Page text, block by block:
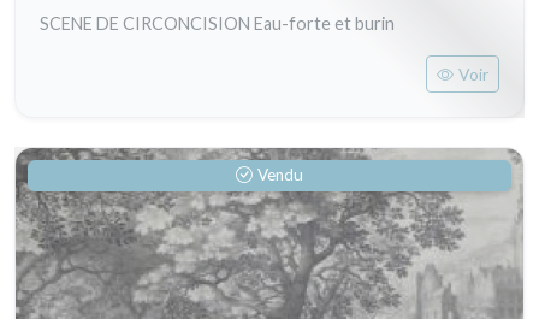
SCENE DE CIRCONCISION Eau-forte et burin
Voir
Vendu